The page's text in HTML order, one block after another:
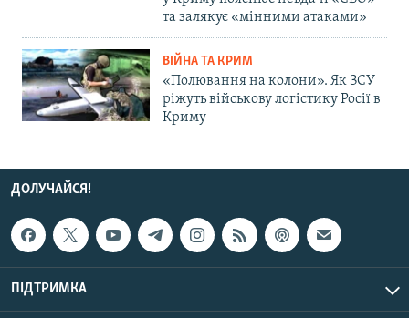
та залякує «мінними атаками»
ВІЙНА ТА КРИМ
«Полювання на колони». Як ЗСУ
ріжуть військову логістику Росії в
Криму
ДОЛУЧАЙСЯ!
ПІДТРИМКА